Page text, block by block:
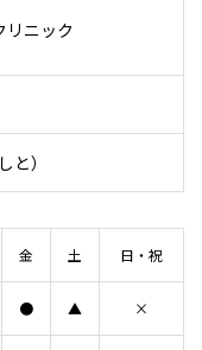
リニック
と）
金 土 日・祝
● ▲ ×